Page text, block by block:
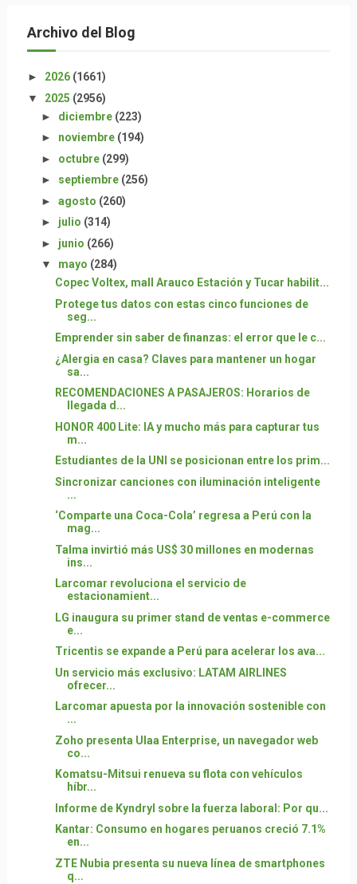
Archivo del Blog
► 2026 (1661)
▼ 2025 (2956)
► diciembre (223)
► noviembre (194)
► octubre (299)
► septiembre (256)
► agosto (260)
► julio (314)
► junio (266)
▼ mayo (284)
Copec Voltex, mall Arauco Estación y Tucar habilit...
Protege tus datos con estas cinco funciones de
seg...
Emprender sin saber de finanzas: el error que le c...
¿Alergia en casa? Claves para mantener un hogar
sa...
RECOMENDACIONES A PASAJEROS: Horarios de
llegada d...
HONOR 400 Lite: IA y mucho más para capturar tus
m...
Estudiantes de la UNI se posicionan entre los prim...
Sincronizar canciones con iluminación inteligente
...
‘Comparte una Coca-Cola’ regresa a Perú con la
mag...
Talma invirtió más US$ 30 millones en modernas
ins...
Larcomar revoluciona el servicio de
estacionamient...
LG inaugura su primer stand de ventas e-commerce
e...
Tricentis se expande a Perú para acelerar los ava...
Un servicio más exclusivo: LATAM AIRLINES
ofrecer...
Larcomar apuesta por la innovación sostenible con
...
Zoho presenta Ulaa Enterprise, un navegador web
co...
Komatsu-Mitsui renueva su flota con vehículos
híbr...
Informe de Kyndryl sobre la fuerza laboral: Por qu...
Kantar: Consumo en hogares peruanos creció 7.1%
en...
ZTE Nubia presenta su nueva línea de smartphones
q...